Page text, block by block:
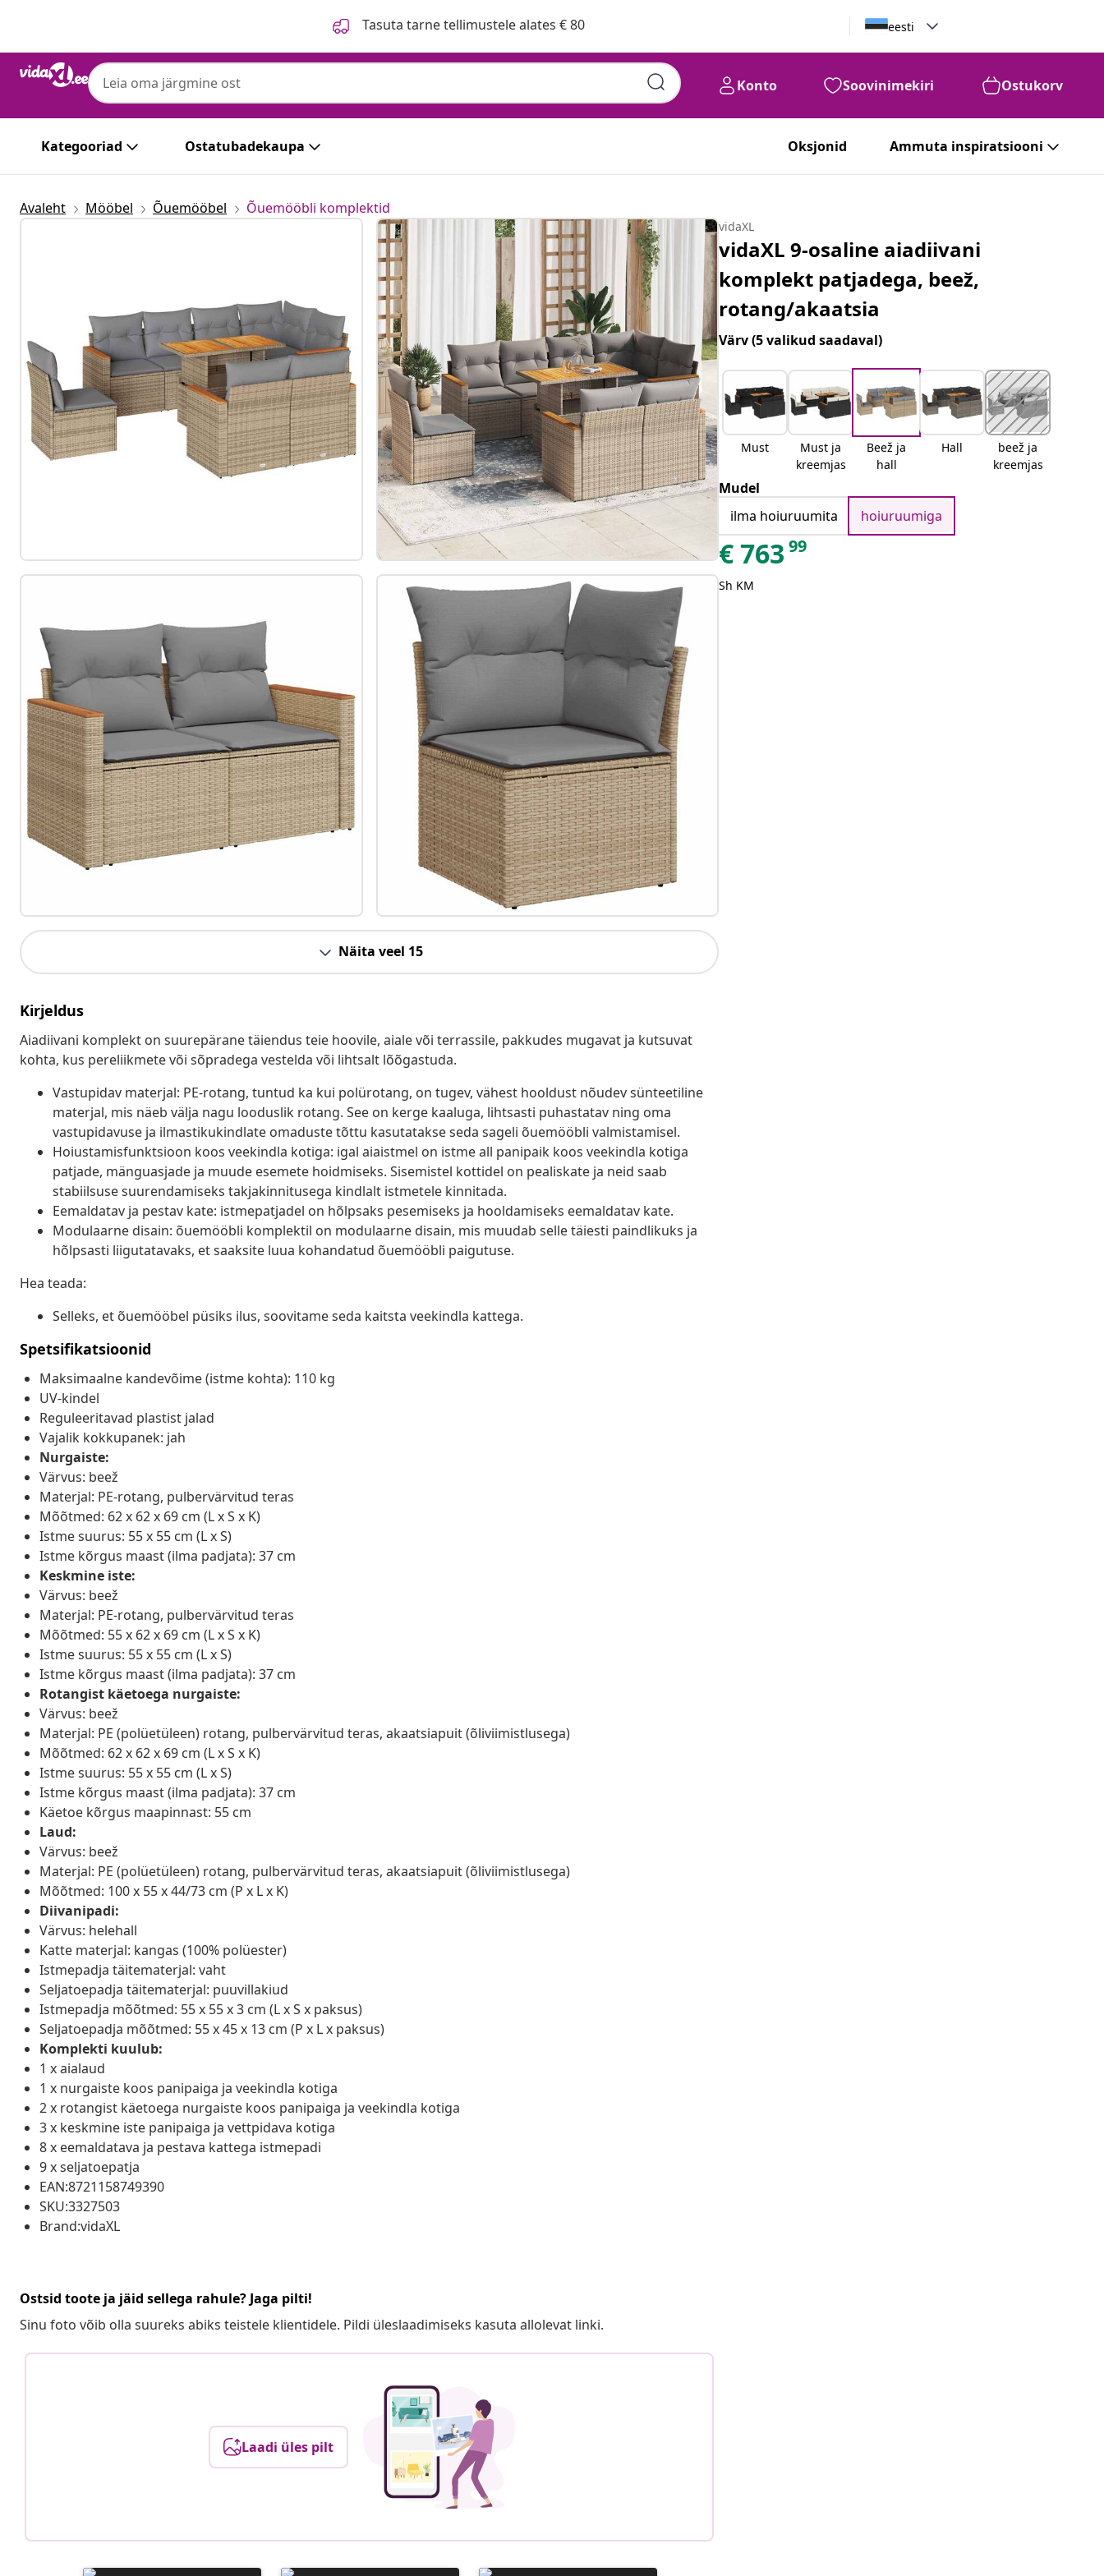
Tasuta tarne tellimustele alates € 80 eesti
Konto Soovinimekiri Ostukorv
Kategooriad Ostatubadekaupa Oksjonid Ammuta inspiratsiooni
Avaleht Mööbel Õuemööbel Õuemööbli komplektid
Näita veel 15
Kirjeldus
Aiadiivani komplekt on suurepärane täiendus teie hoovile, aiale või terrassile, pakkudes mugavat ja kutsuvat
kohta, kus pereliikmete või sõpradega vestelda või lihtsalt lõõgastuda.
Vastupidav materjal: PE-rotang, tuntud ka kui polürotang, on tugev, vähest hooldust nõudev sünteetiline
materjal, mis näeb välja nagu looduslik rotang. See on kerge kaaluga, lihtsasti puhastatav ning oma
vastupidavuse ja ilmastikukindlate omaduste tõttu kasutatakse seda sageli õuemööbli valmistamisel.
Hoiustamisfunktsioon koos veekindla kotiga: igal aiaistmel on istme all panipaik koos veekindla kotiga
patjade, mänguasjade ja muude esemete hoidmiseks. Sisemistel kottidel on pealiskate ja neid saab
stabiilsuse suurendamiseks takjakinnitusega kindlalt istmetele kinnitada.
Eemaldatav ja pestav kate: istmepatjadel on hõlpsaks pesemiseks ja hooldamiseks eemaldatav kate.
Modulaarne disain: õuemööbli komplektil on modulaarne disain, mis muudab selle täiesti paindlikuks ja
hõlpsasti liigutatavaks, et saaksite luua kohandatud õuemööbli paigutuse.
Hea teada:
Selleks, et õuemööbel püsiks ilus, soovitame seda kaitsta veekindla kattega.
Spetsifikatsioonid
Maksimaalne kandevõime (istme kohta): 110 kg
UV-kindel
Reguleeritavad plastist jalad
Vajalik kokkupanek: jah
Nurgaiste:
Värvus: beež
Materjal: PE-rotang, pulbervärvitud teras
Mõõtmed: 62 x 62 x 69 cm (L x S x K)
Istme suurus: 55 x 55 cm (L x S)
Istme kõrgus maast (ilma padjata): 37 cm
Keskmine iste:
Värvus: beež
Materjal: PE-rotang, pulbervärvitud teras
Mõõtmed: 55 x 62 x 69 cm (L x S x K)
Istme suurus: 55 x 55 cm (L x S)
Istme kõrgus maast (ilma padjata): 37 cm
Rotangist käetoega nurgaiste:
Värvus: beež
Materjal: PE (polüetüleen) rotang, pulbervärvitud teras, akaatsiapuit (õliviimistlusega)
Mõõtmed: 62 x 62 x 69 cm (L x S x K)
Istme suurus: 55 x 55 cm (L x S)
Istme kõrgus maast (ilma padjata): 37 cm
Käetoe kõrgus maapinnast: 55 cm
Laud:
Värvus: beež
Materjal: PE (polüetüleen) rotang, pulbervärvitud teras, akaatsiapuit (õliviimistlusega)
Mõõtmed: 100 x 55 x 44/73 cm (P x L x K)
Diivanipadi:
Värvus: helehall
Katte materjal: kangas (100% polüester)
Istmepadja täitematerjal: vaht
Seljatoepadja täitematerjal: puuvillakiud
Istmepadja mõõtmed: 55 x 55 x 3 cm (L x S x paksus)
Seljatoepadja mõõtmed: 55 x 45 x 13 cm (P x L x paksus)
Komplekti kuulub:
1 x aialaud
1 x nurgaiste koos panipaiga ja veekindla kotiga
2 x rotangist käetoega nurgaiste koos panipaiga ja veekindla kotiga
3 x keskmine iste panipaiga ja vettpidava kotiga
8 x eemaldatava ja pestava kattega istmepadi
9 x seljatoepatja
EAN:8721158749390
SKU:3327503
Brand:vidaXL
Ostsid toote ja jäid sellega rahule? Jaga pilti!
Sinu foto võib olla suureks abiks teistele klientidele. Pildi üleslaadimiseks kasuta allolevat linki.
Laadi üles pilt
vidaXL
vidaXL 9-osaline aiadiivani
komplekt patjadega, beež,
rotang/akaatsia
Värv(5 valikud saadaval)
Must
Must ja
kreemjas
Beež ja
hall
Hall
beež ja
kreemjas
Mudel
ilma hoiuruumita
hoiuruumiga
€763 99
Sh KM